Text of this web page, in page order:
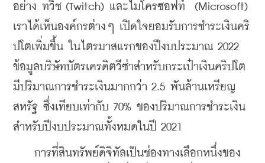
อย่าง ทวิช (Twitch) และไมโครซอฟท์  (Microsoft)
เราได้เห็นองค์กรต่างๆ เปิดใจยอมรับการชำระเงินคริ
ปโตเพิ่มขึ้น ในไตรมาสแรกของปีงบประมาณ 2022
ข้อมูลบริษัทบัตรเครดิตวีซ่าสำหรับกระเป๋าเงินคริปโต
มีปริมาณการชำระเงินมากกว่า 2.5 พันล้านเหรียญ
สหรัฐ ซึ่งเทียบเท่ากับ 70% ของปริมาณการชำระเงิน
สำหรับปีงบประมาณทั้งหมดในปี 2021
การที่สินทรัพย์ดิจิทัลเป็นช่องทางเลือกหนึ่งของ